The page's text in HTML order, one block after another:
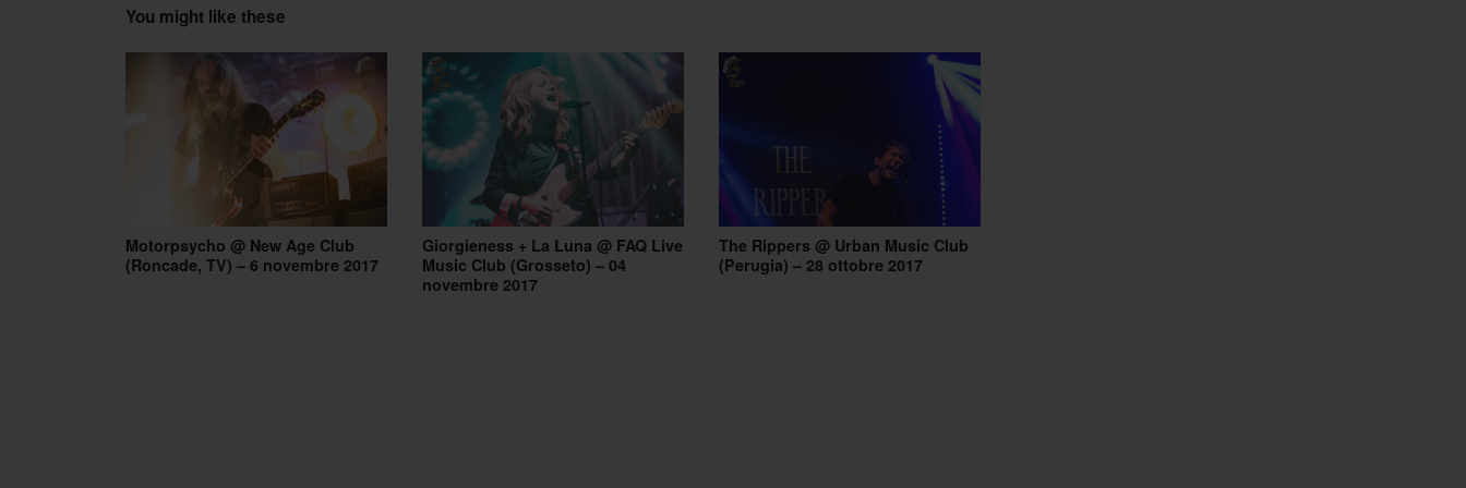
You might like these
Motorpsycho @ New Age Club
(Roncade, TV) – 6 novembre 2017
Giorgieness + La Luna @ FAQ Live
Music Club (Grosseto) – 04
novembre 2017
The Rippers @ Urban Music Club
(Perugia) – 28 ottobre 2017